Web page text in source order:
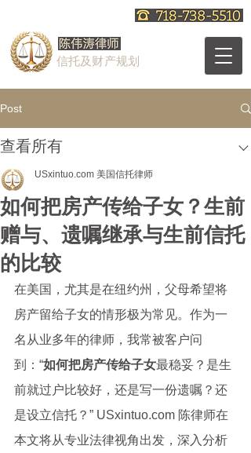
信托及财产规划
Post
查看所有
如何把房产传给子女？生前
赠与、遗嘱继承与生前信托
的比较
USxintuo.com 美国信托律师
在美国，尤其是在纽约州，父母希望将
房产留给子女的情形极为常见。作为一
名从业多年的律师，我常被客户问
到：“如何把房产传给子女最稳妥？是生
前就过户比较好，还是写一份遗嘱？还
是设立信托？” USxintuo.com 陈律师在
本文将从专业法律视角出发，深入分析